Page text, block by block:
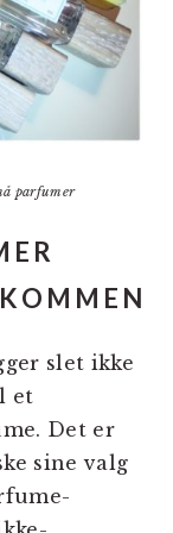
parfumer
slet ikke
et
Det er
sine valg